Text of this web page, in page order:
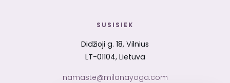
SUSISIEK
Didžioji g. 18, Vilnius
LT-01104, Lietuva
namaste@milanayoga.com